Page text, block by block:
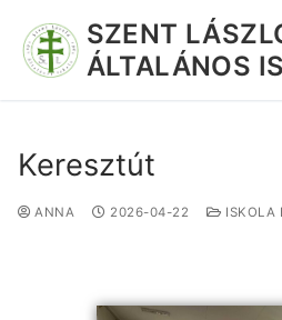
SZENT
ÁLTALÁNOS
Keresztút
ANNA 2026-04-22 ISKOLA